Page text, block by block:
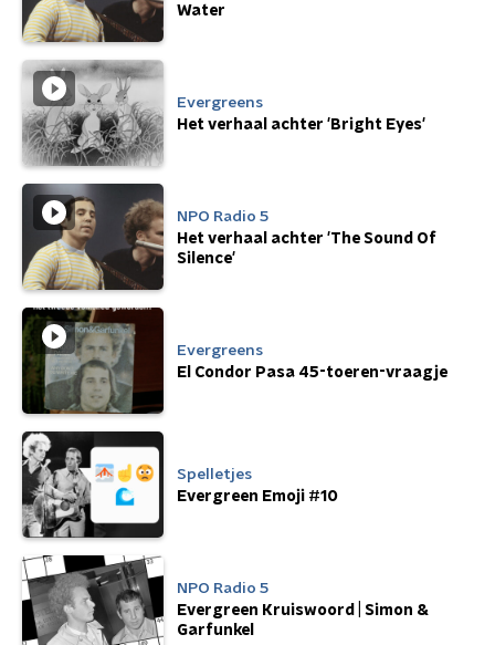
Water
Evergreens
Het verhaal achter 'Bright Eyes'
NPO Radio 5
Het verhaal achter 'The Sound Of
Silence'
Evergreens
El Condor Pasa 45-toeren-vraagje
Spelletjes
Evergreen Emoji #10
NPO Radio 5
Evergreen Kruiswoord | Simon &
Garfunkel